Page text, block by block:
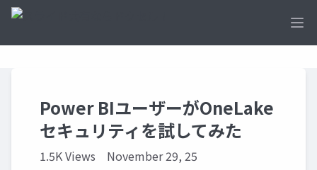
Power BIユーザーがOneLake
セキュリティを試してみた
1.5K Views November 29, 25